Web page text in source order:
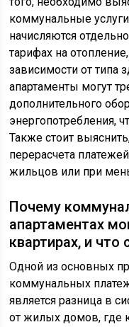
коммунальные
начисляются
тарифах на
зависимости от типа
апартаменты могут
дополнительного
энергопотребления,
Также стоит
перерасчета
жильцов или при
Почему
апартаментах
квартирах, и что
Одной из основных
коммунальных
является разница в
от жилых домов, где